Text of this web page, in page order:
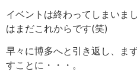
イベントは終わってしまいま
はまだこれからです(笑)
早々に博多へと引き返し、ま
すことに・・・。